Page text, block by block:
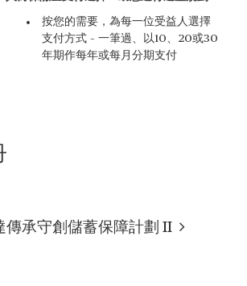
按您的需要，為每一位受益人選擇
支付方式 – 一筆過、以10、20或30
年期作每年或每月分期支付
傳承守創儲蓄保障計劃 II